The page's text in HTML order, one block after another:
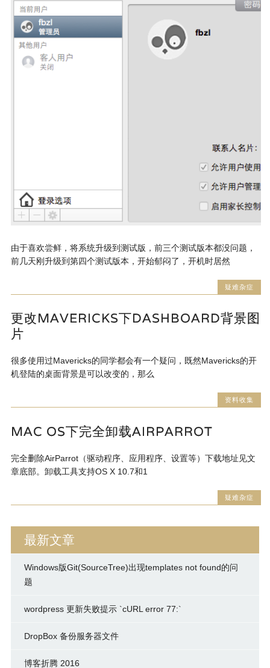
由于喜欢尝鲜，将系统升级到测试版，前三个测试版本都没问题，
前几天刚升级到第四个测试版本，开始郁闷了，开机时居然
疑难杂症
更改MAVERICKS下DASHBOARD背景图
片
很多使用过Mavericks的同学都会有一个疑问，既然Mavericks的开
机登陆的桌面背景是可以改变的，那么
资料收集
MAC OS下完全卸载AIRPARROT
完全删除AirParrot（驱动程序、应用程序、设置等）下载地址见文
章底部。卸载工具支持OS X 10.7和1
疑难杂症
最新文章
Windows版Git(SourceTree)出现templates not found的问
题
wordpress 更新失败提示 `cURL error 77:`
DropBox 备份服务器文件
博客折腾 2016